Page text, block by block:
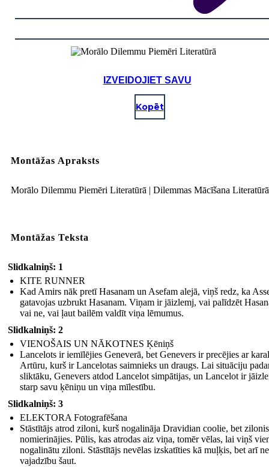
IZVEIDOJIET SAVU
Kopēt
Montāžas Apraksts
Morālo Dilemmu Piemēri Literatūrā | Dilemmas Mācīšana Literatūrā
Montāžas Teksta
Slidkalniņš: 1
KITE RUNNER
Kad Amirs nāk pretī Hasanam un Asefam alejā, viņš redz, ka
gatavojas uzbrukt Hasanam. Viņam ir jāizlemj, vai palīdzēt
vai ne, vai ļaut bailēm valdīt viņa lēmumus.
Slidkalniņš: 2
VIENOŠAIS UN NĀKOTNES Ķēniņš
Lancelots ir iemīlējies Geneverā, bet Genevers ir precējies ar
Artūru, kurš ir Lancelotas saimnieks un draugs. Lai situāciju
sliktāku, Genevers atdod Lancelot simpātijas, un Lancelot ir
starp savu ķēniņu un viņa mīlestību.
Slidkalniņš: 3
ELEKTORA Fotografēšana
Stāstītājs atrod ziloni, kurš nogalināja Dravidian coolie, bet
nomierinājies. Pūlis, kas atrodas aiz viņa, tomēr vēlas, lai viņš
nogalinātu ziloni. Stāstītājs nevēlas izskatīties kā muļķis, bet arī
vajadzību šaut.